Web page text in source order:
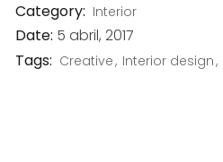
Category: Interior
Date: 5 abril, 2017
Tags: Creative Interior design